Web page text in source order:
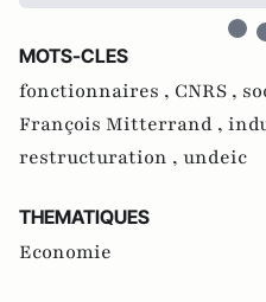
MOTS-CLES
fonctionnaires , CNRS ,
François Mitterrand ,
restructuration , undeic
THEMATIQUES
Economie